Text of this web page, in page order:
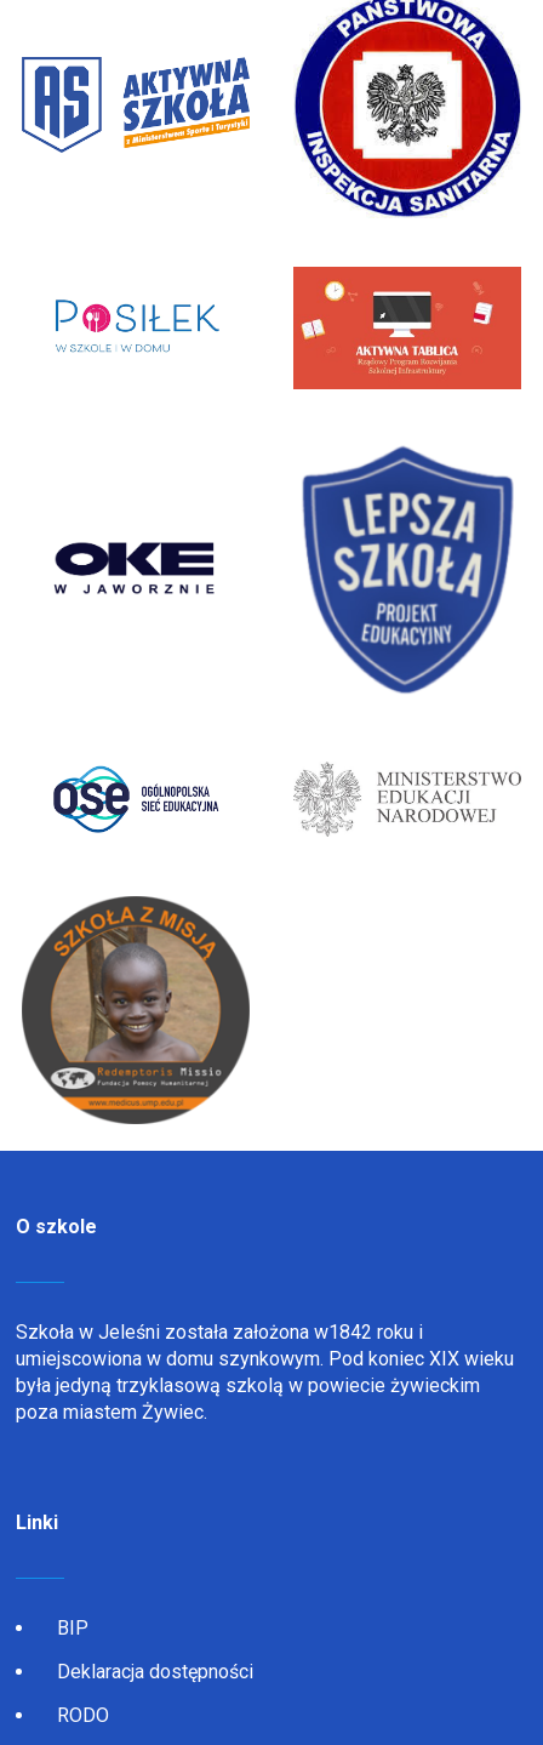
O szkole
Szkoła w Jeleśni została założona w1842 roku i
umiejscowiona w domu szynkowym. Pod koniec XIX wieku
była jedyną trzyklasową szkolą w powiecie żywieckim
poza miastem Żywiec.
Linki
BIP
Deklaracja dostępności
RODO